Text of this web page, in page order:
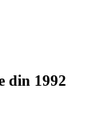
din 1992